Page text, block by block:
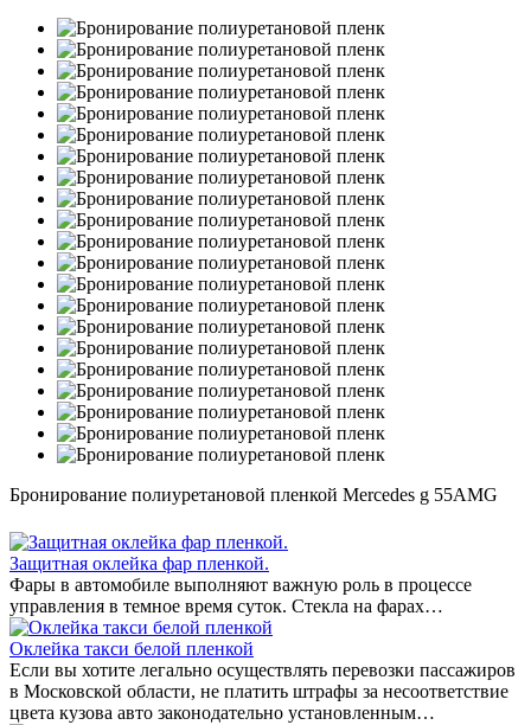
Бронирование полиуретановой пленкой Mercedes g 55AMG
Защитная оклейка фар пленкой.
Фары в автомобиле выполняют важную роль в процессе
управления в темное время суток. Стекла на фарах…
Оклейка такси белой пленкой
Если вы хотите легально осуществлять перевозки пассажиров
в Московской области, не платить штрафы за несоответствие
цвета кузова авто законодательно установленным…